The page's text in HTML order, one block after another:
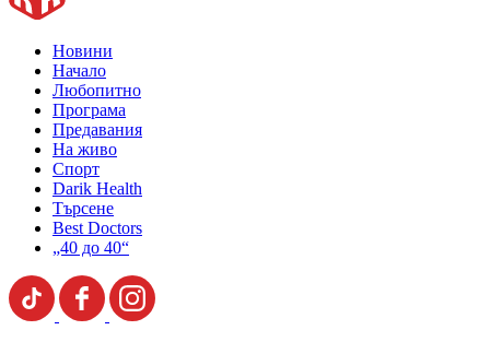
Новини
Начало
Любопитно
Програма
Предавания
На живо
Спорт
Darik Health
Търсене
Best Doctors
„40 до 40“